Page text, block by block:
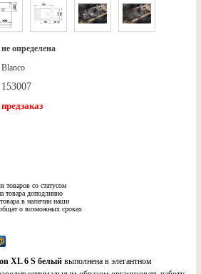
не определена
Blanco
153007
предзаказ
со статусом
товара доподлинно
в наличии наши
о возможных сроках
XL 6 S белыйвыполнена в элегантном